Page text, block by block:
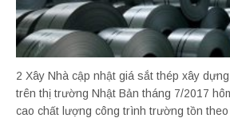
2 Xây Nhà cập nhật giá sắt thép xây
trên thị trường Nhật Bản tháng 7/2017
cao chất lượng công trình trường tồn